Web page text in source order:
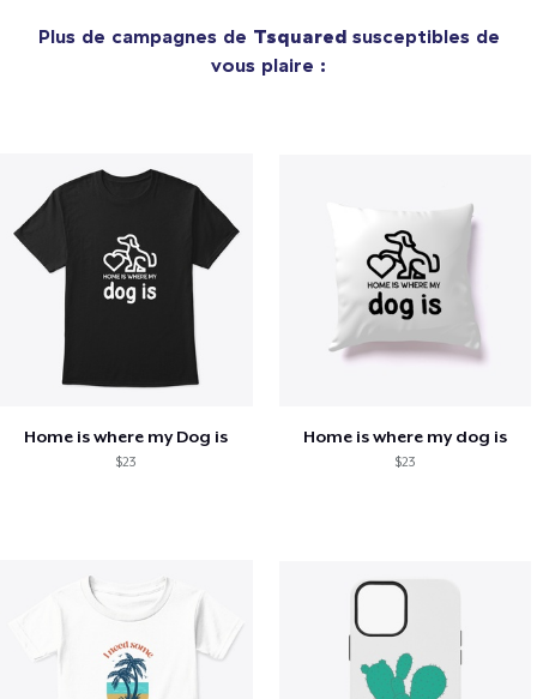
Plus de campagnes de Tsquaredsusceptibles de
vous plaire :
Home is where my Dog is
$23
Home is where my dog is
$23